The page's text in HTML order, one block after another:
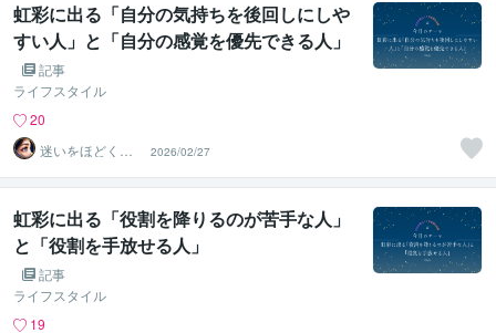
虹彩に出る「自分の気持ちを後回しにしや
すい人」と「自分の感覚を優先できる人」
記事
ライフスタイル
20
迷いをほどく
『瞳』の分析士
｜ Nagi
2026/02/27
虹彩に出る「役割を降りるのが苦手な人」
と「役割を手放せる人」
記事
ライフスタイル
19